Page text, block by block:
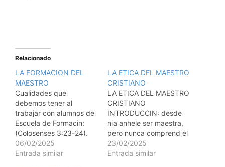
Relacionado
LA FORMACION DEL
MAESTRO
Cualidades que
debemos tener al
trabajar con alumnos de
Escuela de Formacin:
(Colosenses 3:23-24).
Ser alcanzados por
Cristo. (profesin de fe)
06/02/2025
Entrada similar
LA ETICA DEL MAESTRO
CRISTIANO
LA ETICA DEL MAESTRO
CRISTIANO
INTRODUCCIN: desde
nia anhele ser maestra,
pero nunca comprend el
concepto de la tica en la
maestra cristiana, solo
23/02/2025
Entrada similar